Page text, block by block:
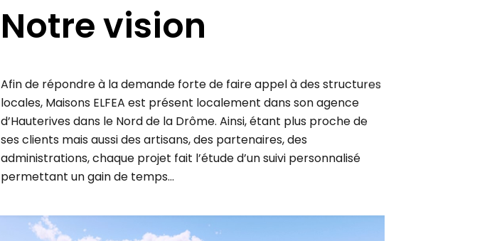
Notre vision
locales, Maisons ELFEA est présent localement dans son agence
d’Hauterives dans le Nord de la Drôme. Ainsi, étant plus proche de
ses clients mais aussi des artisans, des partenaires, des
administrations, chaque projet fait l’étude d’un suivi personnalisé
permettant un gain de temps…